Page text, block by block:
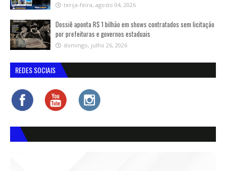
terça-feira, agosto 04, 2026
Dossiê aponta R$ 1 bilhão em shows contratados sem licitação
por prefeituras e governos estaduais
domingo, julho 26, 2026
REDES SOCIAIS